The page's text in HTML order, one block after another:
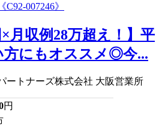
×月収例28万超え！】平
方にもオススメ◎今...
ートナーズ株式会社 大阪営業所
円